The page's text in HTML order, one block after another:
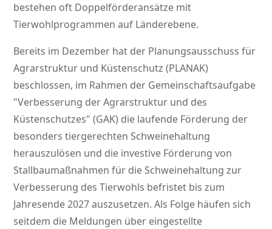
bestehen oft Doppelförderansätze mit
Tierwohlprogrammen auf Länderebene.
Bereits im Dezember hat der Planungsausschuss für
Agrarstruktur und Küstenschutz (PLANAK)
beschlossen, im Rahmen der Gemeinschaftsaufgabe
Verbesserung der Agrarstruktur und des
Küstenschutzes (GAK) die laufende Förderung der
besonders tiergerechten Schweinehaltung
herauszulösen und die investive Förderung von
Stallbaumaßnahmen für die Schweinehaltung zur
Verbesserung des Tierwohls befristet bis zum
Jahresende 2027 auszusetzen. Als Folge häufen sich
seitdem die Meldungen über eingestellte